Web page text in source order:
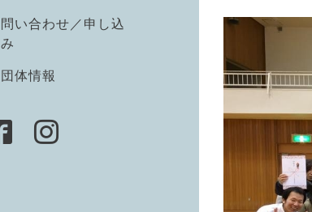
問い合わせ／申し込
み
団体情報